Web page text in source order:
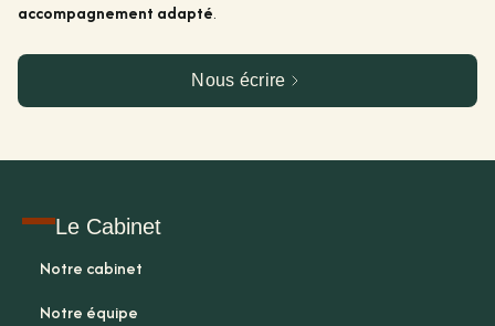
accompagnement adapté.
Nous écrire
Le Cabinet
Notre cabinet
Notre équipe